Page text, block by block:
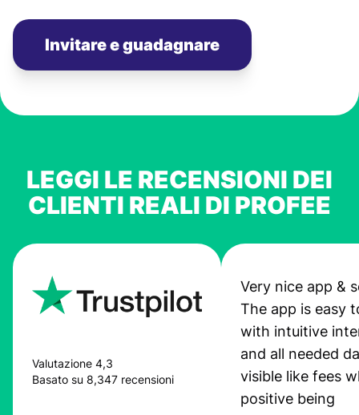
Invitare e guadagnare
LEGGI LE RECENSIONI DEI
CLIENTI REALI DI PROFEE
Valutazione 4,3
Basato su 8,347 recensioni
Very nice app &
The app is easy
with intuitive
and all needed
visible like fees
positive being